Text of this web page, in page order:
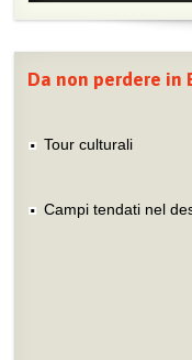
Da non perdere in
Tour culturali
Campi tendati nel